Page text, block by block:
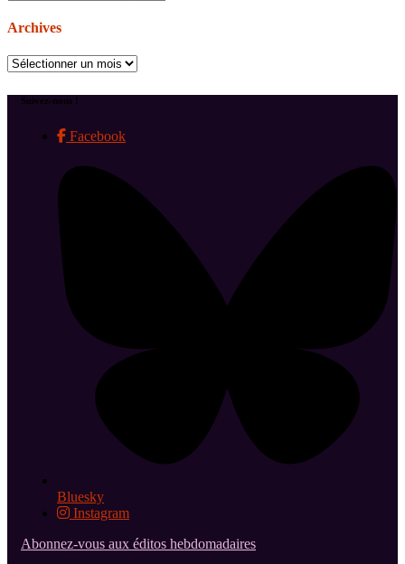
Archives
Archives
Suivez-nous !
Facebook
Bluesky
Instagram
Abonnez-vous aux éditos hebdomadaires